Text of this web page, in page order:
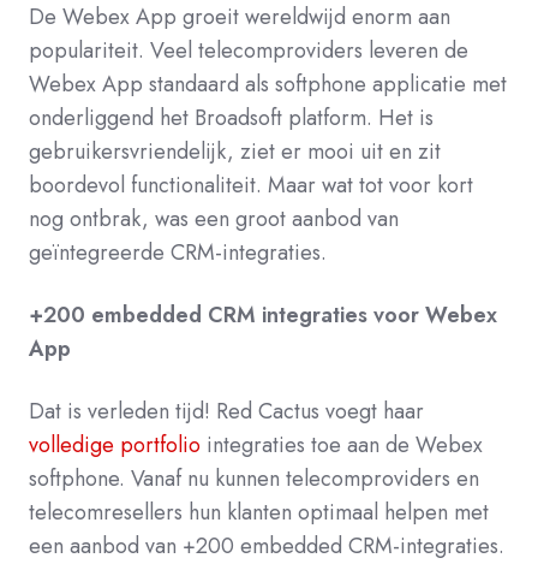
De Webex App groeit wereldwijd enorm aan
populariteit. Veel telecomproviders leveren de
Webex App standaard als softphone applicatie met
onderliggend het Broadsoft platform. Het is
gebruikersvriendelijk, ziet er mooi uit en zit
boordevol functionaliteit. Maar wat tot voor kort
nog ontbrak, was een groot aanbod van
geïntegreerde CRM-integraties.
+200 embedded CRM integraties voor Webex
App
Dat is verleden tijd! Red Cactus voegt haar
volledige portfolio integraties toe aan de Webex
softphone. Vanaf nu kunnen telecomproviders en
telecomresellers hun klanten optimaal helpen met
een aanbod van +200 embedded CRM-integraties.